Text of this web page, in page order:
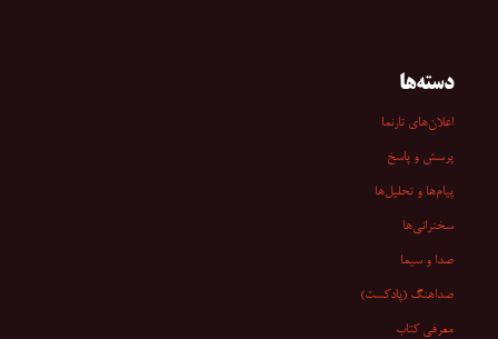
دسته‌ها
اعلان‌های تارنما
پرسش و پاسخ
پیام‌ها و تحلیل‌ها
سخنرانی‏‏‌ها
صدا و سیما
صداهنگ (پادکست)
معرفی کتاب